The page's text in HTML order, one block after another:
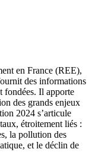
en France (REE),
des informations
fondées. Il apporte
des grands enjeux
2024 s’articule
étroitement liés :
la pollution des
et le déclin de